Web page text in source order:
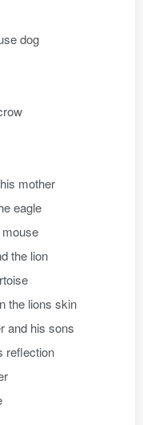
dog
mother
eagle
the lion
the lions skin
and his sons
reflection